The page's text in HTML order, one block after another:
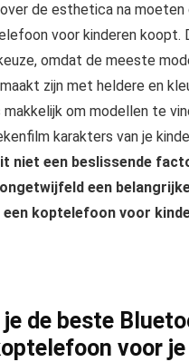
de esthetica na moeten
voor kinderen koopt.
omdat de meeste
zijn met heldere en
om modellen te
karakters van je
niet een beslissende
een
een koptelefoon voor
je de beste
voor